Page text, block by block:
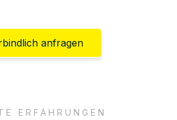
anfragen
ERFAHRUNGEN